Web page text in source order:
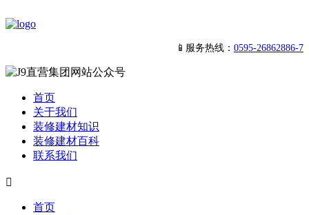
📱服务热线： 0595-26862886-7
首页
关于我们
装修建材知识
装修建材百科
联系我们

首页